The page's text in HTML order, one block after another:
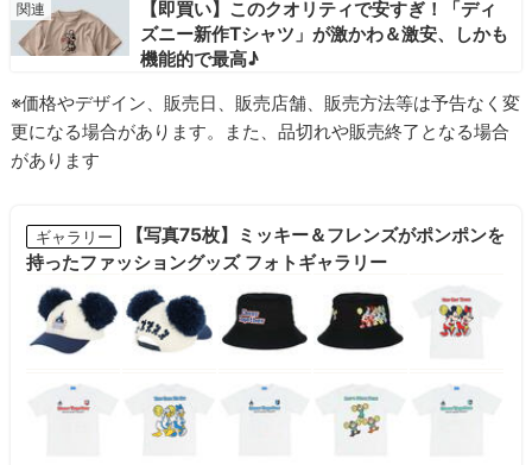
【即買い】このクオリティで安すぎ！「ディ
ズニー新作Tシャツ」が激かわ＆激安、しかも
機能的で最高♪
※価格やデザイン、販売日、販売店舗、販売方法等は予告なく変
更になる場合があります。また、品切れや販売終了となる場合
があります
ギャラリー
【写真75枚】ミッキー＆フレンズがポンポンを
持ったファッショングッズ フォトギャラリー